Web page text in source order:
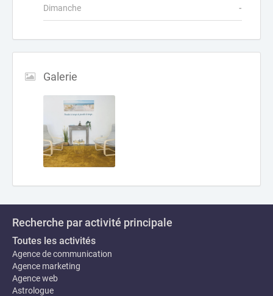
Dimanche -
Galerie
Recherche par activité principale
Toutes les activités
Agence de communication
Agence marketing
Agence web
Astrologue